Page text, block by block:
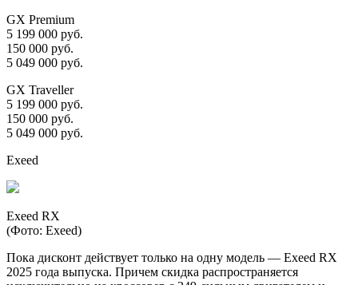
GX Premium
5 199 000 руб.
150 000 руб.
5 049 000 руб.
GX Traveller
5 199 000 руб.
150 000 руб.
5 049 000 руб.
Exeed
Exeed RX
(Фото: Exeed)
Пока дисконт действует только на одну модель — Exeed RX
2025 года выпуска. Причем скидка распространяется